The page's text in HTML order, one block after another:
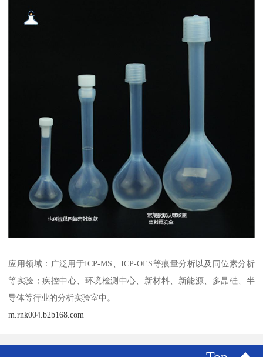
应用领域：广泛用于ICP-MS、ICP-OES等痕量分析以及同位素分析
等实验；疾控中心、环境检测中心、新材料、新能源、多晶硅、半
导体等行业的分析实验室中。
m.rnk004.b2b168.com